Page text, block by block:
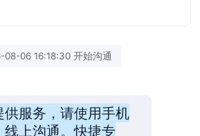
08-06 16:18:30 开始沟通
服务，请使用手机
上沟通。快捷专